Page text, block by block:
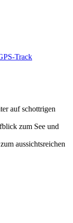
Track
auf schottrigen
zum See und
aussichtsreichen